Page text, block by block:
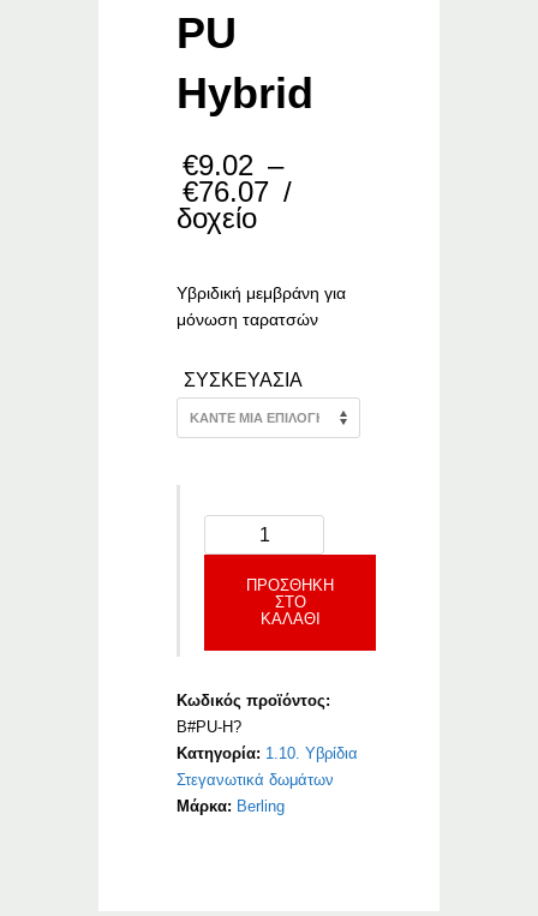
PU
Hybrid
€9.02 –
€76.07 Price
€76.07
/
δοχείο
Υβριδική μεμβράνη για
μόνωση ταρατσών
ΣΥΣΚΕΥΑΣΙΑ
ΠΡΟΣΘΉΚΗ
ΣΤΟ
ΚΑΛΆΘΙ
Κωδικός προϊόντος:
B#PU-H?
Κατηγορία: 1.10. Υβρίδια
Στεγανωτικά δωμάτων
Μάρκα: Berling